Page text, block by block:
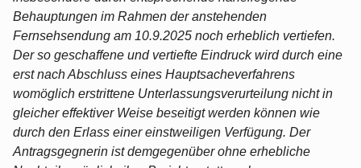
Behauptungen im Rahmen der anstehenden
Fernsehsendung am 10.9.2025 noch erheblich vertiefen.
Der so geschaffene und vertiefte Eindruck wird durch eine
erst nach Abschluss eines Hauptsacheverfahrens
womöglich erstrittene Unterlassungsverurteilung nicht in
gleicher effektiver Weise beseitigt werden können wie
durch den Erlass einer einstweiligen Verfügung. Der
Antragsgegnerin ist demgegenüber ohne erhebliche